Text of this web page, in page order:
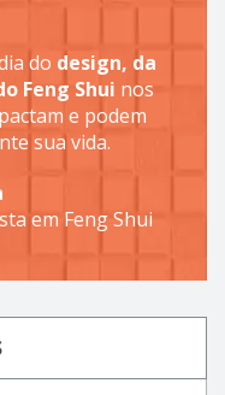
do design, da
Feng Shui nos
e podem
sua vida.
em Feng Shui